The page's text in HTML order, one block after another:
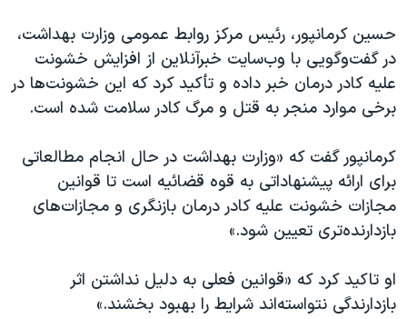
چهل سال گروگان‌گیری
قانون شفافیت دارائی کادر رهبری ایران
اعتراضات مردمی آبان ۹۸
اسرائیل در جنگ
نرگس محمدی برنده جایزه نوبل صلح
همایش محافظه‌کاران آمریکا «سی‌پک»
صفحه‌های ویژه
سفر پرزیدنت ترامپ به چین
حسین کرمانپور، رئیس مرکز روابط عمومی وزارت بهداشت،
در گفت‌وگویی با وب‌سایت خبرآنلاین از افزایش خشونت
علیه کادر درمان خبر داده و تأکید کرد که این خشونت‌ها در
برخی موارد منجر به قتل و مرگ کادر سلامت شده است.
کرمانپور گفت که «وزارت بهداشت در حال انجام مطالعاتی
برای ارائه پیشنهاداتی به قوه قضائیه است تا قوانین
مجازات خشونت علیه کادر درمان بازنگری و مجازات‌های
بازدارنده‌تری تعیین شود.»
او تاکید کرد که «قوانین فعلی به دلیل نداشتن اثر
بازدارندگی نتواسته‌اند شرایط را بهبود بخشند.»